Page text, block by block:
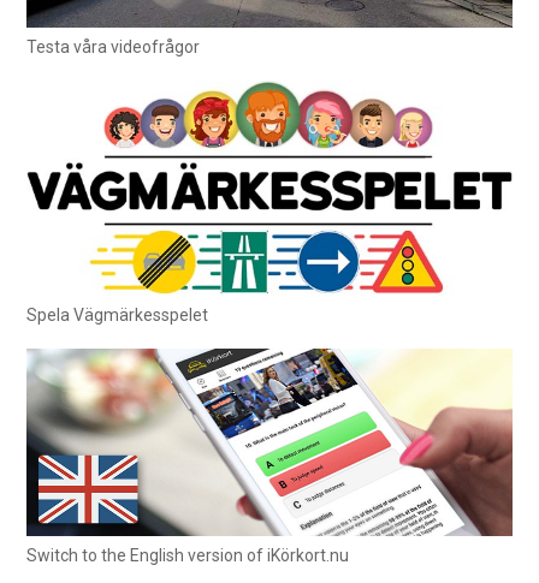
Testa våra videofrågor
Spela Vägmärkesspelet
Switch to the English version of iKörkort.nu